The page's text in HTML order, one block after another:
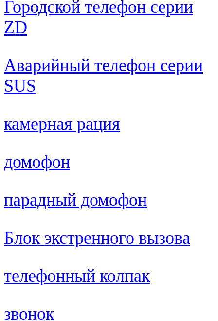
Городской телефон серии
ZD
Аварийный телефон серии
SUS
камерная рация
домофон
парадный домофон
Блок экстренного вызова
телефонный колпак
звонок